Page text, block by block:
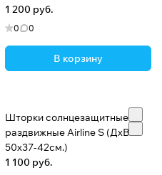
кресло)
1 200 руб.
0 0
В корзину
Шторки солнцезащитные
раздвижные Airline S (ДхВ:
50х37-42см.)
1 100 руб.